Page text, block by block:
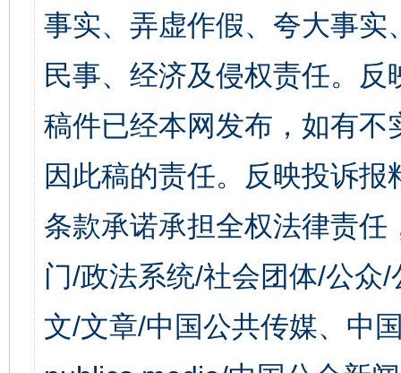
事实、弄虚作假、夸大事
民事、经济及侵权责任。
稿件已经本网发布，如有
因此稿的责任。反映投诉
条款承诺承担全权法律责
门/政法系统/社会团体/公众
文/文章/中国公共传媒、中